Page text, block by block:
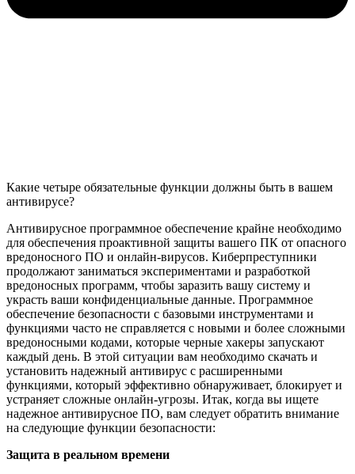
Какие четыре обязательные функции должны быть в вашем
антивирусе?
Антивирусное программное обеспечение крайне необходимо
для обеспечения проактивной защиты вашего ПК от опасного
вредоносного ПО и онлайн-вирусов. Киберпреступники
продолжают заниматься экспериментами и разработкой
вредоносных программ, чтобы заразить вашу систему и
украсть ваши конфиденциальные данные. Программное
обеспечение безопасности с базовыми инструментами и
функциями часто не справляется с новыми и более сложными
вредоносными кодами, которые черные хакеры запускают
каждый день. В этой ситуации вам необходимо скачать и
установить надежный антивирус с расширенными
функциями, который эффективно обнаруживает, блокирует и
устраняет сложные онлайн-угрозы. Итак, когда вы ищете
надежное антивирусное ПО, вам следует обратить внимание
на следующие функции безопасности:
Защита в реальном времени